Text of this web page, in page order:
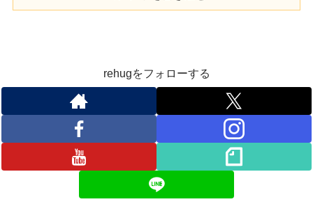
rehugをフォローする